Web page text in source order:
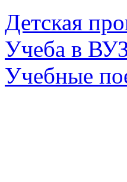
Детская
Учеба в
Учебные